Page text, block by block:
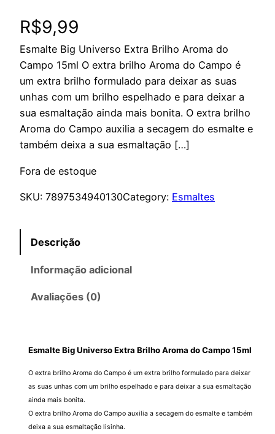
R$9,99
Esmalte Big Universo Extra Brilho Aroma do
Campo 15ml O extra brilho Aroma do Campo é
um extra brilho formulado para deixar as suas
unhas com um brilho espelhado e para deixar a
sua esmaltação ainda mais bonita. O extra brilho
Aroma do Campo auxilia a secagem do esmalte e
também deixa a sua esmaltação […]
Fora de estoque
SKU: 7897534940130Category: Esmaltes
Descrição
Informação adicional
Avaliações (0)
Esmalte Big Universo Extra Brilho Aroma do Campo 15ml
O extra brilho Aroma do Campo é um extra brilho formulado para deixar
as suas unhas com um brilho espelhado e para deixar a sua esmaltação
ainda mais bonita.
O extra brilho Aroma do Campo auxilia a secagem do esmalte e também
deixa a sua esmaltação lisinha.